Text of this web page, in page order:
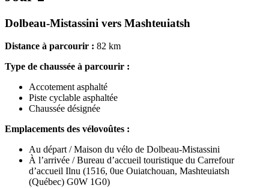
Dolbeau-Mistassini vers Mashteuiatsh
Distance à parcourir : 82 km
Type de chaussée à parcourir :
Accotement asphalté
Piste cyclable asphaltée
Chaussée désignée
Emplacements des vélovoûtes :
Au départ / Maison du vélo de Dolbeau-Mistassini
À l’arrivée / Bureau d’accueil touristique du Carrefour
d’accueil Ilnu (1516, 0ue Ouiatchouan, Mashteuiatsh
(Québec) G0W 1G0)